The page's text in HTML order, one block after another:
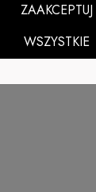
ZAAKCEPTUJ
WSZYSTKIE